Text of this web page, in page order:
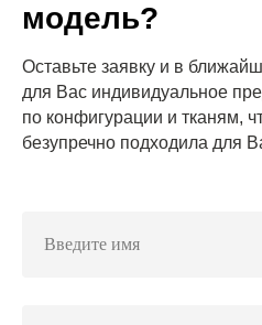
модель?
Оставьте заявку и в
для Вас индивидуальное
по конфигурации и тканям,
безупречно подходила для